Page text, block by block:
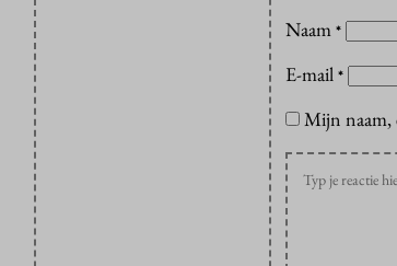
Naam *
E-mail *
Mijn naam,